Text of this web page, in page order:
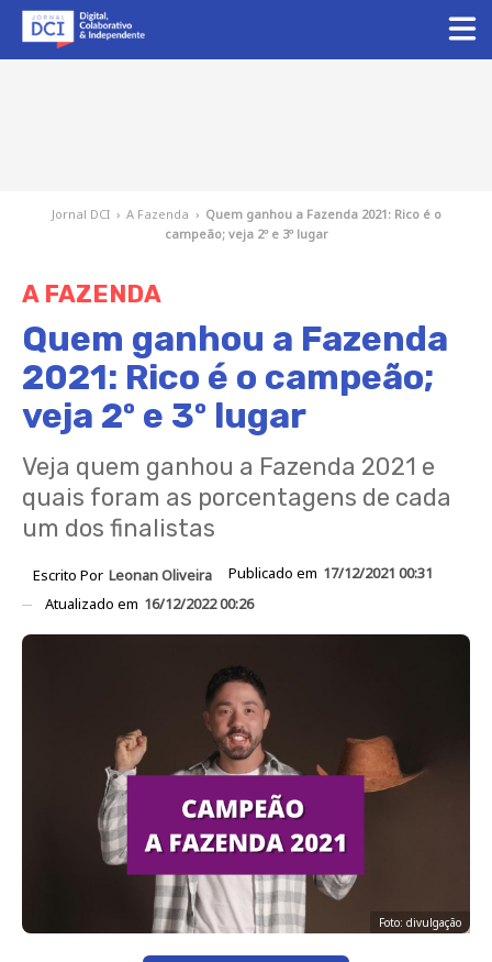
Jornal DCI › A Fazenda › Quem ganhou a Fazenda 2021: Rico é o
campeão; veja 2º e 3º lugar
A FAZENDA
Quem ganhou a Fazenda
2021: Rico é o campeão;
veja 2º e 3º lugar
Veja quem ganhou a Fazenda 2021 e
quais foram as porcentagens de cada
um dos finalistas
Escrito Por Leonan Oliveira Publicado em 17/12/2021 00:31
Atualizado em 16/12/2022 00:26
Foto: divulgação